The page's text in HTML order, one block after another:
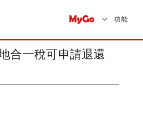
功能
合一稅可申請退還